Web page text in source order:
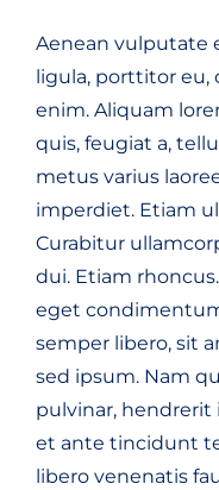
Aenean vulputate
ligula, porttitor eu,
enim. Aliquam
quis, feugiat a,
metus varius
imperdiet. Etiam
Curabitur
dui. Etiam
eget
semper libero, sit
sed ipsum. Nam
pulvinar, hendrerit
et ante tincidunt
libero venenatis